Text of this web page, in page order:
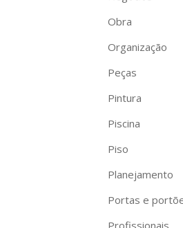
Obra
Organização
Peças
Pintura
Piscina
Piso
Planejamento
Portas e
Profissionais